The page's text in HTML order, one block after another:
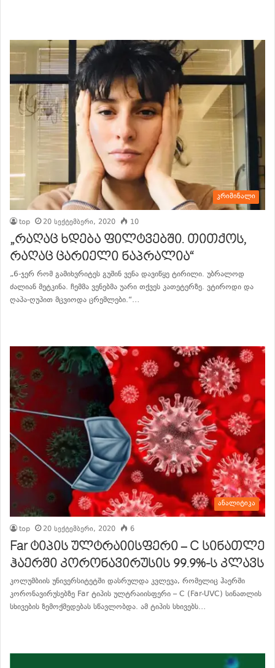
კრიმინალი
top 20 სექტემბერი, 2020 10
„რაღაც ხდება ფილტვებში. თითქოს,
რაღაც ცარიელი ნაპრალია“
„6-ჯერ რომ გამიხვრიტეს გუშინ ვენა დავიწყე ტირილი. უბრალოდ
ძალიან მეტკინა. ჩემმა ვენებმა უარი თქვეს კათეტერზე. ვტიროდი და
ღაპა-ღუპით მცვიოდა ცრემლები.“…
ანალიტიკა
top 20 სექტემბერი, 2020 6
Far ტიპის ულტრაიისფერი – C სინათლე
ჰაერში კორონავირუსის 99.9%-ს კლავს
კოლუმბიის უნივერსიტეტში დასრულდა კვლევა, რომელიც ჰაერში
კორონავირუსებზე Far ტიპის ულტრაიისფერი – C (Far-UVC) სინათლის
სხივების ზემოქმედებას სწავლობდა. ამ ტიპის სხივებს…